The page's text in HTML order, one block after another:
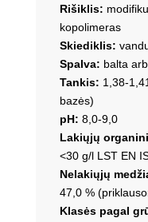
Rišiklis:
kopolimeras
Skiediklis:
Spalva: balta
Tankis: 1,38-
bazės)
pH: 8,0-9,0
Lakiųjų
<30 g/l LST EN
Nelakiųjų
47,0 %
Klasės pagal